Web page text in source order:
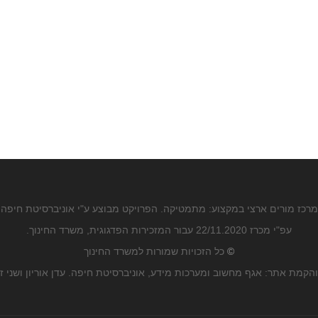
מרכז מורים ארצי במקצוע: מתמטיקה. הפרויקט מבוצע ע"י אוניברסיטת חיפה
עפ"י מכרז 22/11.2020 עבור המזכירות הפדגוגית, משרד החינוך.
© כל הזכויות שמורות למשרד החינוך
אתר: אגף מחשוב ומערכות מידע, אוניברסיטת חיפה. עדן אוריון ושני